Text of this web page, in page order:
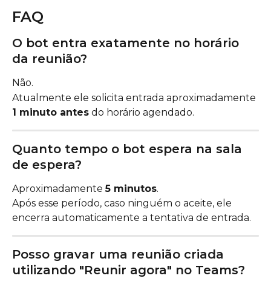
FAQ
O bot entra exatamente no horário
da reunião?
Não.
Atualmente ele solicita entrada aproximadamente
1 minuto antes do horário agendado.
Quanto tempo o bot espera na sala
de espera?
Aproximadamente 5 minutos.
Após esse período, caso ninguém o aceite, ele
encerra automaticamente a tentativa de entrada.
Posso gravar uma reunião criada
utilizando "Reunir agora" no Teams?